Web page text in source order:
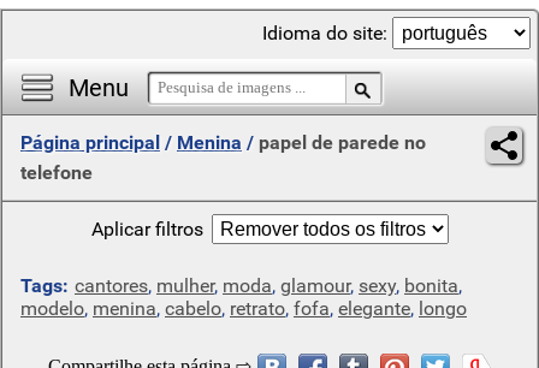
Menu
Idioma do site:
Página principal / Menina / papel de parede no
telefone
Aplicar filtros
Tags: cantores, mulher, moda, glamour, sexy, bonita,
modelo, menina, cabelo, retrato, fofa, elegante, longo